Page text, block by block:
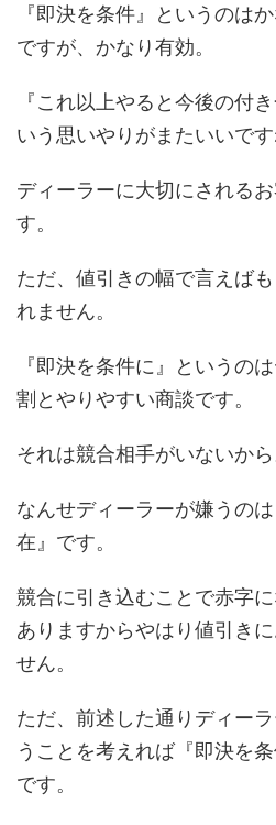
『即決を条件』というのは
ですが、かなり有効。
『これ以上やると今後の付
いう思いやりがまたいいです
ディーラーに大切にされる
す。
ただ、値引きの幅で言えば
れません。
『即決を条件に』というの
割とやりやすい商談です。
それは競合相手がいないから
なんせディーラーが嫌うの
在』です。
競合に引き込むことで赤字
ありますからやはり値引き
せん。
ただ、前述した通りディー
うことを考えれば『即決を
です。